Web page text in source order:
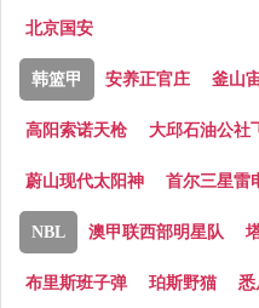
北京国安
韩篮甲 安养正官庄 釜山
高阳索诺天枪 大邱石油公社
蔚山现代太阳神 首尔三星雷
NBL 澳甲联西部明星队
布里斯班子弹 珀斯野猫 悉